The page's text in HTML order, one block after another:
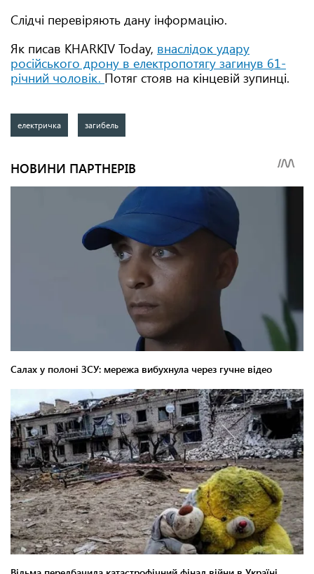
Слідчі перевіряють дану інформацію.
Як писав KHARKIV Today, внаслідок удару
російського дрону в електропотягу загинув 61-
річний чоловік. Потяг стояв на кінцевій зупинці.
електричка загибель